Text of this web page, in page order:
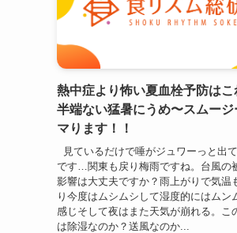
熱中症より怖い夏血栓予防はこ
半端ない猛暑にうめ〜スムージ
マります！！
見ているだけで唾がジュワーっと出
です…関東も戻り梅雨ですね。台風の
影響は大丈夫ですか？雨上がりで気温
り今度はムシムシして湿度的にはムン
感じそして夜はまた天気が崩れる。こ
は除湿なのか？送風なのか...